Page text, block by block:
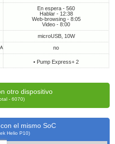
En espera - 560
Hablar - 12:38
Web-browsing - 8:05
Video - 8:00
microUSB, 10W
no
• Pump Express+ 2
otro dispositivo
- 6070)
el mismo SoC
Helio P10)